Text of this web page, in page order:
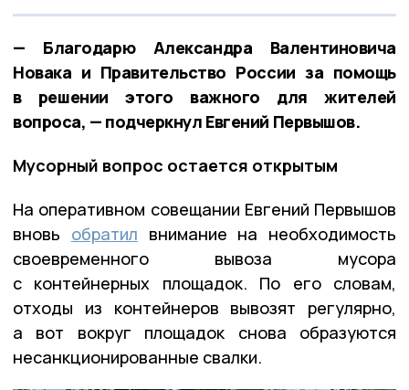
— Благодарю Александра Валентиновича
Новака и Правительство России за помощь
в решении этого важного для жителей
вопроса, — подчеркнул Евгений Первышов.
Мусорный вопрос остается открытым
На оперативном совещании Евгений Первышов
вновь обратил внимание на необходимость
своевременного вывоза мусора
с контейнерных площадок. По его словам,
отходы из контейнеров вывозят регулярно,
а вот вокруг площадок снова образуются
несанкционированные свалки.